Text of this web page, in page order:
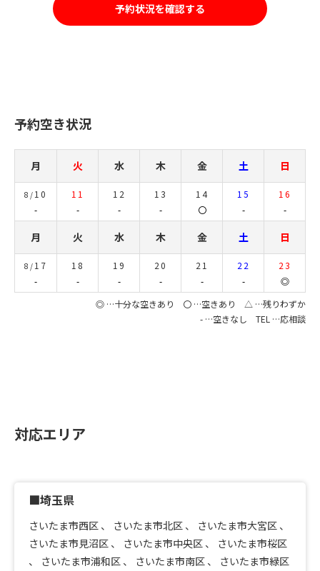
予約状況を確認する
予約空き状況
月 火 水 木 金 土 日
8/ 10
-
11
-
12
-
13
-
14
〇
15
-
16
-
月 火 水 木 金 土 日
8/ 17
-
18
-
19
-
20
-
21
-
22
-
23
◎
◎ …十分な空きあり 〇 …空きあり △ …残りわずか
- …空きなし TEL …応相談
対応エリア
■埼玉県
さいたま市西区 、 さいたま市北区 、 さいたま市大宮区 、
さいたま市見沼区 、 さいたま市中央区 、 さいたま市桜区
、 さいたま市浦和区 、 さいたま市南区 、 さいたま市緑区